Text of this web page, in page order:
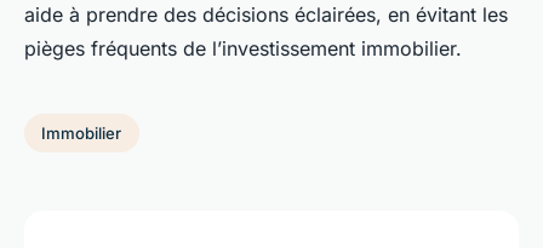
aide à prendre des décisions éclairées, en évitant les
pièges fréquents de l’investissement immobilier.
Immobilier